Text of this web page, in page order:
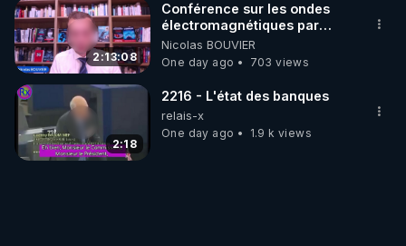
2:13:08
Conférence sur les ondes
électromagnétiques par
Grégoire Caustru et Bart de
Wever !
Nicolas BOUVIER
One day ago
703 views
2:18
2216 - L'état des banques
relais-x
One day ago
1.9 k views